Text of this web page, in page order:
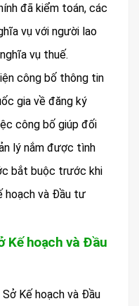
đã kiểm toán, các
vụ với người lao
vụ thuế.
công bố thông tin
gia về đăng ký
công bố giúp đối
lý nắm được tình
bắt buộc trước khi
hoạch và Đầu tư
Kế hoạch và Đầu
Kế hoạch và Đầu